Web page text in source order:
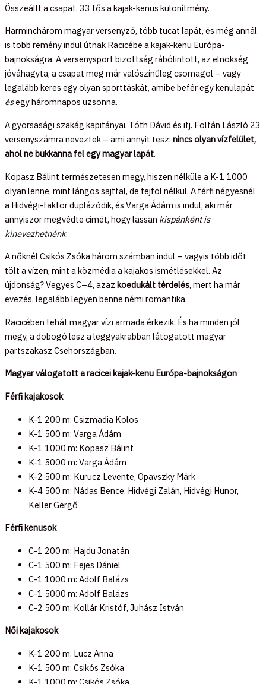
Összeállt a csapat. 33 fős a kajak-kenus különítmény.
Harminchárom magyar versenyző, több tucat lapát, és még annál
is több remény indul útnak Racicébe a kajak-kenu Európa-
bajnokságra. A versenysport bizottság rábólintott, az elnökség
jóváhagyta, a csapat meg már valószínűleg csomagol – vagy
legalább keres egy olyan sporttáskát, amibe befér egy kenulapát
ésegy háromnapos uzsonna.
A gyorsasági szakág kapitányai, Tóth Dávid és ifj. Foltán László 23
versenyszámra neveztek – ami annyit tesz: nincs olyan vízfelület,
ahol ne bukkanna fel egy magyar lapát.
Kopasz Bálint természetesen megy, hiszen nélküle a K-1 1000
olyan lenne, mint lángos sajttal, de tejföl nélkül. A férfi négyesnél
a Hidvégi-faktor duplázódik, és Varga Ádám is indul, aki már
annyiszor megvédte címét, hogy lassan kispánként is
kinevezhetnénk.
A nőknél Csikós Zsóka három számban indul – vagyis több időt
tölt a vízen, mint a közmédia a kajakos ismétlésekkel. Az
újdonság? Vegyes C–4, azaz koedukált térdelés, mert ha már
evezés, legalább legyen benne némi romantika.
Racicében tehát magyar vízi armada érkezik. És ha minden jól
megy, a dobogó lesz a leggyakrabban látogatott magyar
partszakasz Csehországban.
Magyar válogatott a racicei kajak-kenu Európa-bajnokságon
Férfi kajakosok
K-1 200 m: Csizmadia Kolos
K-1 500 m: Varga Ádám
K-1 1000 m: Kopasz Bálint
K-1 5000 m: Varga Ádám
K-2 500 m: Kurucz Levente, Opavszky Márk
K-4 500 m: Nádas Bence, Hidvégi Zalán, Hidvégi Hunor,
Keller Gergő
Férfi kenusok
C-1 200 m: Hajdu Jonatán
C-1 500 m: Fejes Dániel
C-1 1000 m: Adolf Balázs
C-1 5000 m: Adolf Balázs
C-2 500 m: Kollár Kristóf, Juhász István
Női kajakosok
K-1 200 m: Lucz Anna
K-1 500 m: Csikós Zsóka